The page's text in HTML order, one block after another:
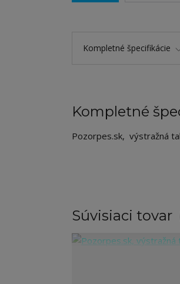
Kompletné špecifikácie
Kompletné
Pozorpes.sk, výstražná
Súvisiaci tovar